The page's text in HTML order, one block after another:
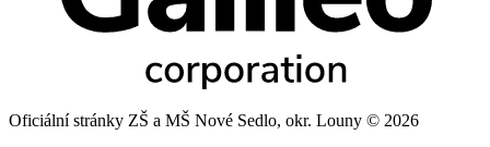
Oficiální stránky ZŠ a MŠ Nové Sedlo, okr. Louny © 2026